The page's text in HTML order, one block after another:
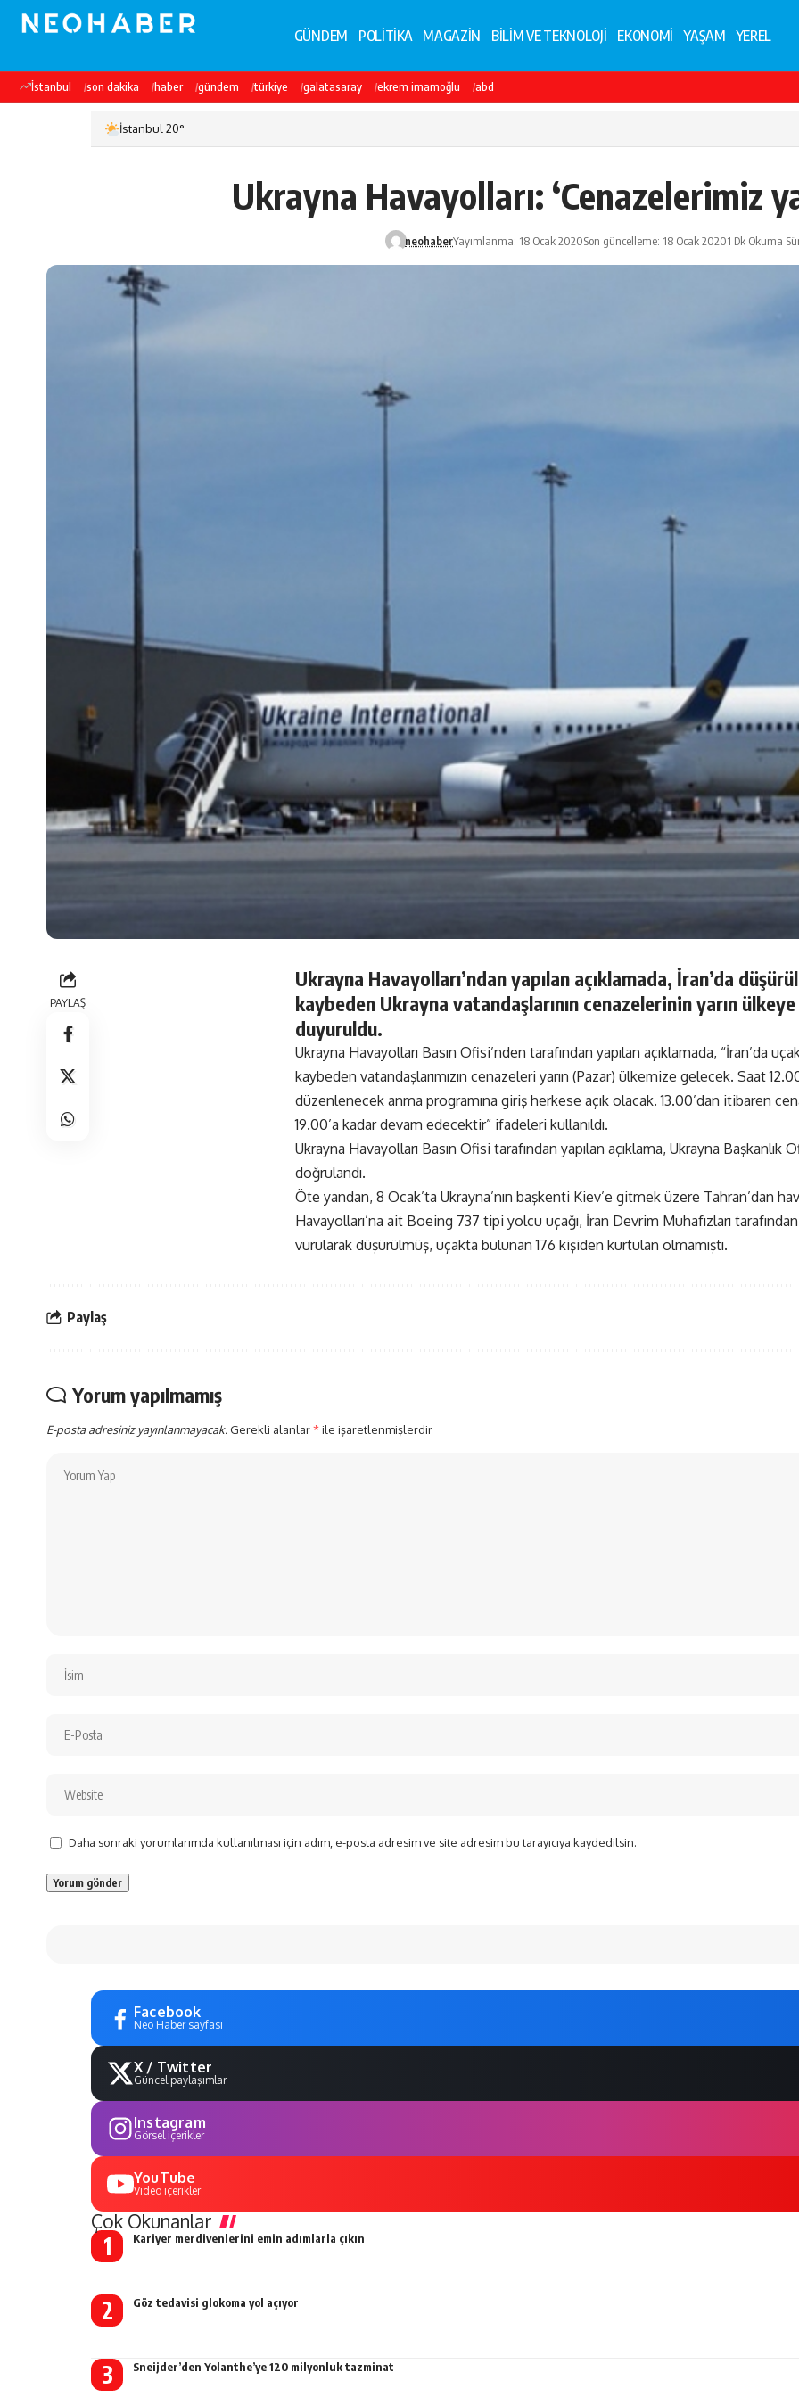
GÜNDEM POLİTİKA MAGAZİN BİLİM VE TEKNOLOJİ EKONOMİ YAŞAM YEREL
İstanbul son dakika haber gündem türkiye galatasaray ekrem imamoğlu abd
İstanbul 20°
Ukrayna Havayolları: ‘Cenazelerimiz
neohaberYayımlanma: 18 Ocak 2020Son güncelleme: 18 Ocak 20201 Dk Okuma
PAYLAŞ
Ukrayna Havayolları’ndan yapılan açıklamada, İran’da
kaybeden Ukrayna vatandaşlarının cenazelerinin yarın
duyuruldu.
Ukrayna Havayolları Basın Ofisi’nden tarafından yapılan açıklamada, “İran’da
kaybeden vatandaşlarımızın cenazeleri yarın (Pazar) ülkemize gelecek. Saat
düzenlenecek anma programına giriş herkese açık olacak. 13.00’dan itibaren
19.00’a kadar devam edecektir” ifadeleri kullanıldı.
Ukrayna Havayolları Basın Ofisi tarafından yapılan açıklama, Ukrayna Başkanlık
doğrulandı.
Öte yandan, 8 Ocak’ta Ukrayna’nın başkenti Kiev’e gitmek üzere Tahran’dan
Havayolları’na ait Boeing 737 tipi yolcu uçağı, İran Devrim Muhafızları
vurularak düşürülmüş, uçakta bulunan 176 kişiden kurtulan olmamıştı.
Paylaş
Yorum yapılmamış
E-posta adresiniz yayınlanmayacak. Gerekli alanlar*ile işaretlenmişlerdir
Daha sonraki yorumlarımda kullanılması için adım, e-posta adresim ve site adresim bu tarayıcıya kaydedilsin.
Facebook
Neo Haber sayfası
X / Twitter
Güncel paylaşımlar
Instagram
Görsel içerikler
YouTube
Video içerikler
Çok Okunanlar
Kariyer merdivenlerini emin adımlarla çıkın
Göz tedavisi glokoma yol açıyor
Sneijder’den Yolanthe’ye 120 milyonluk tazminat